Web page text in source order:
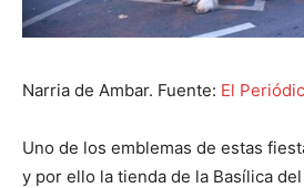
Narria de Ambar. Fuente: El
Uno de los emblemas de estas
y por ello la tienda de la Basílica